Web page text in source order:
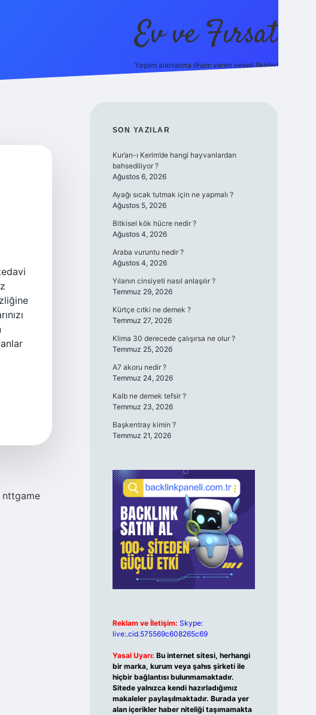
Ev ve Fırsat
Yaşam alanlarına ilham veren neşeli fikirler!
nttgame
SIDEBAR
SON YAZILAR
Kur’an-ı Kerim’de hangi hayvanlardan
bahsediliyor ?
Ağustos 6, 2026
Ayağı sıcak tutmak için ne yapmalı ?
Ağustos 5, 2026
Bitkisel kök hücre nedir ?
Ağustos 4, 2026
Araba vuruntu nedir ?
Ağustos 4, 2026
Yılanın cinsiyeti nasıl anlaşılır ?
Temmuz 29, 2026
Kürtçe cıtki ne demek ?
Temmuz 27, 2026
Klima 30 derecede çalışırsa ne olur ?
Temmuz 25, 2026
A7 akoru nedir ?
Temmuz 24, 2026
Kalb ne demek tefsir ?
Temmuz 23, 2026
Başkentray kimin ?
Temmuz 21, 2026
Reklam ve İletişim: Skype:
live:.cid.575569c608265c69
Yasal Uyarı: Bu internet sitesi, herhangi
bir marka, kurum veya şahıs şirketi ile
hiçbir bağlantısı bulunmamaktadır.
Sitede yalnızca kendi hazırladığımız
makaleler paylaşılmaktadır. Burada yer
alan içerikler haber niteliği taşımamakta